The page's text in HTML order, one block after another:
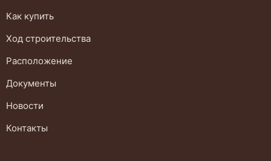
Как купить
Ход строительства
Расположение
Документы
Новости
Контакты